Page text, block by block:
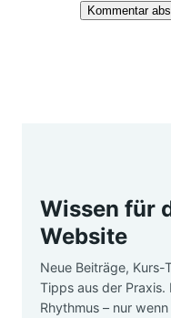
Wissen für
Website
Neue Beiträge, Kurs-
Tipps aus der Praxis.
Rhythmus – nur